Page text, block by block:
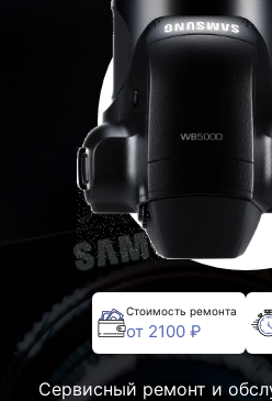
Стоимость ремонта
от 2100 ₽
Сервисный ремонт и